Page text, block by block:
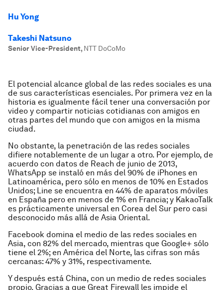
Hu Yong
Takeshi Natsuno
Senior Vice-President, NTT DoCoMo
El potencial alcance global de las redes sociales es una
de sus características esenciales. Por primera vez en la
historia es igualmente fácil tener una conversación por
video y compartir noticias cotidianas con amigos en
otras partes del mundo que con amigos en la misma
ciudad.
No obstante, la penetración de las redes sociales
difiere notablemente de un lugar a otro. Por ejemplo, de
acuerdo con datos de Reach de junio de 2013,
WhatsApp se instaló en más del 90% de iPhones en
Latinoamérica, pero sólo en menos de 10% en Estados
Unidos; Line se encuentra en 44% de aparatos móviles
en España pero en menos de 1% en Francia; y KakaoTalk
es prácticamente universal en Corea del Sur pero casi
desconocido más allá de Asia Oriental.
Facebook domina el medio de las redes sociales en
Asia, con 82% del mercado, mientras que Google+ sólo
tiene el 2%; en América del Norte, las cifras son más
cercanas: 47% y 31%, respectivamente.
Y después está China, con un medio de redes sociales
propio. Gracias a que Great Firewall les impide el